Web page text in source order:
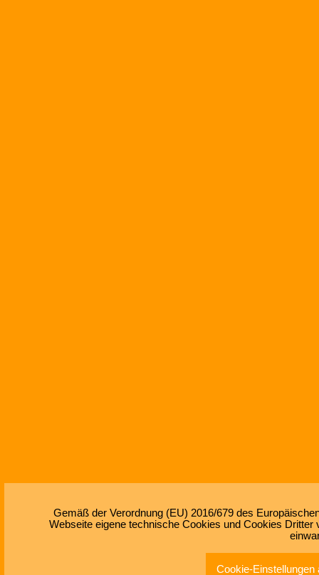
Gemäß der Verordnung (EU) 2016/679 des
Webseite eigene technische Cookies und Cookies
Cookie-Einstellungen